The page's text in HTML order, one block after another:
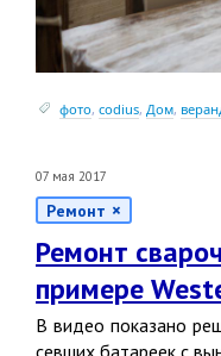
фото, codius, Дом,
07 мая 2017
Ремонт
Ремонт
примере
В видео показано